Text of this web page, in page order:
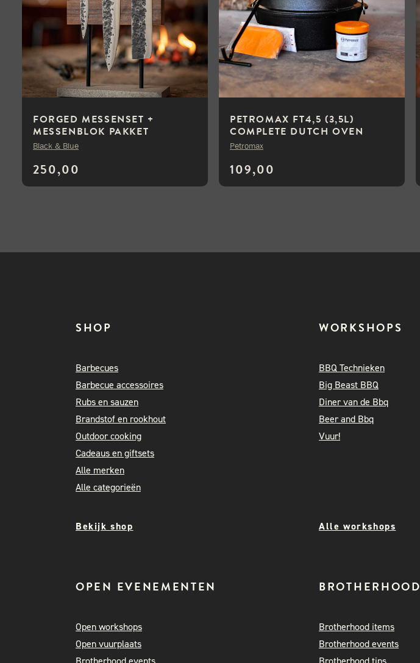
FORGED MESSENSET +
MESSENBLOK PAKKET
250,00
Black & Blue
PETROMAX FT4,5 (3,5L)
COMPLETE DUTCH OVEN
DEAL
109,00
Petromax
SHOP
Barbecues
Barbecue accessoires
Rubs en sauzen
Brandstof en rookhout
Outdoor cooking
Cadeaus en giftsets
Alle merken
Alle categorieën
WORKSHOPS
BBQ Technieken
Big Beast BBQ
Diner van de Bbq
Beer and Bbq
Vuur!
Bekijk shop Alle workshops
OPEN EVENEMENTEN
Open workshops
Open vuurplaats
BROTHERHOOD
Brotherhood items
Brotherhood events